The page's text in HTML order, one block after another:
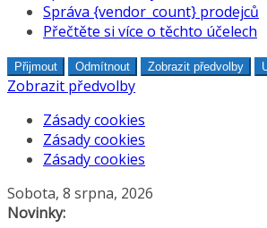
Správa {vendor_count} prodejců
Přečtěte si více o těchto účelech
Přijmout Odmítnout Zobrazit předvolby
Zobrazit předvolby
Zásady cookies
Zásady cookies
Zásady cookies
Přeskočit
na
Sobota, 8 srpna, 2026
Novinky: